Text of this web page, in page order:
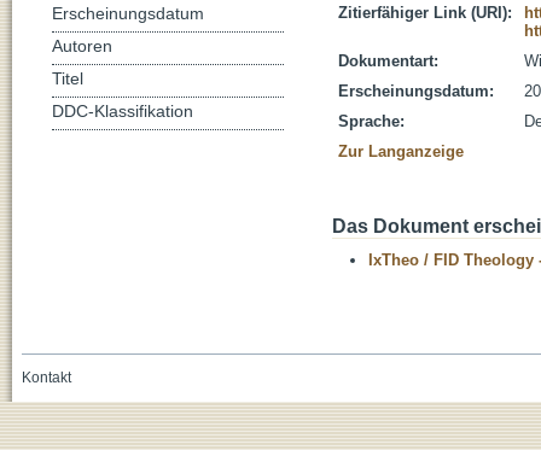
Zitierfähiger Link (URI):
Dokumentart:
Erscheinungsdatum:
Sprache:
Zur Langanzeige
Das Dokument
IxTheo / FID Theology
Erscheinungsdatum
Autoren
Titel
DDC-Klassifikation
Kontakt